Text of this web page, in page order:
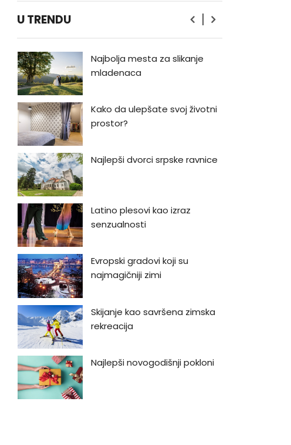
U TRENDU
Najbolja mesta za slikanje
mladenaca
Kako da ulepšate svoj životni
prostor?
Najlepši dvorci srpske ravnice
Latino plesovi kao izraz
senzualnosti
Evropski gradovi koji su
najmagičniji zimi
Skijanje kao savršena zimska
rekreacija
Najlepši novogodišnji pokloni